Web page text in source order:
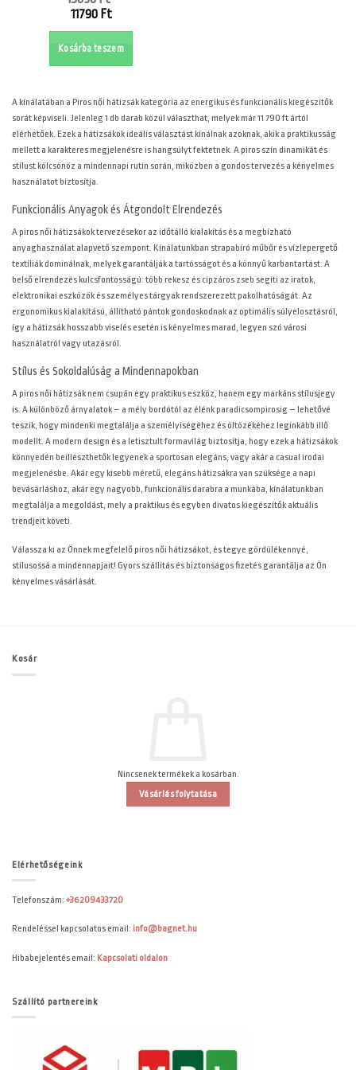
Original
15890 Ft.
11790 Ft
Current
price
is:
11790 Ft.
Kosárba teszem
A kínálatában a Piros női hátizsák kategória az energikus és funkcionális kiegészítők
sorát képviseli. Jelenleg 1 db darab közül választhat, melyek már 11 790 ft ártól
elérhetőek. Ezek a hátizsákok ideális választást kínálnak azoknak, akik a praktikusság
mellett a karakteres megjelenésre is hangsúlyt fektetnek. A piros szín dinamikát és
stílust kölcsönöz a mindennapi rutin során, miközben a gondos tervezés a kényelmes
használatot biztosítja.
Funkcionális Anyagok és Átgondolt Elrendezés
A piros női hátizsákok tervezésekor az időtálló kialakítás és a megbízható
anyaghasználat alapvető szempont. Kínálatunkban strapabíró műbőr és vízlepergető
textíliák dominálnak, melyek garantálják a tartósságot és a könnyű karbantartást. A
belső elrendezés kulcsfontosságú: több rekesz és cipzáros zseb segíti az iratok,
elektronikai eszközök és személyes tárgyak rendszerezett pakolhatóságát. Az
ergonomikus kialakítású, állítható pántok gondoskodnak az optimális súlyelosztásról,
így a hátizsák hosszabb viselés esetén is kényelmes marad, legyen szó városi
használatról vagy utazásról.
Stílus és Sokoldalúság a Mindennapokban
A piros női hátizsák nem csupán egy praktikus eszköz, hanem egy markáns stílusjegy
is. A különböző árnyalatok – a mély bordótól az élénk paradicsompirosig – lehetővé
teszik, hogy mindenki megtalálja a személyiségéhez és öltözékéhez leginkább illő
modellt. A modern design és a letisztult formavilág biztosítja, hogy ezek a hátizsákok
könnyedén beilleszthetők legyenek a sportosan elegáns, vagy akár a casual irodai
megjelenésbe. Akár egy kisebb méretű, elegáns hátizsákra van szüksége a napi
bevásárláshoz, akár egy nagyobb, funkcionális darabra a munkába, kínálatunkban
megtalálja a megoldást, mely a praktikus és egyben divatos kiegészítők aktuális
trendjeit követi.
Válassza ki az Önnek megfelelő piros női hátizsákot, és tegye gördülékennyé,
stílusossá a mindennapjait! Gyors szállítás és biztonságos fizetés garantálja az Ön
kényelmes vásárlását.
Kosár
Nincsenek termékek a kosárban.
Vásárlás folytatása
Elérhetőségeink
Telefonszám: +36209433720
Rendeléssel kapcsolatos email: info@bagnet.hu
Hibabejelentés email: Kapcsolati oldalon
Szállító partnereink